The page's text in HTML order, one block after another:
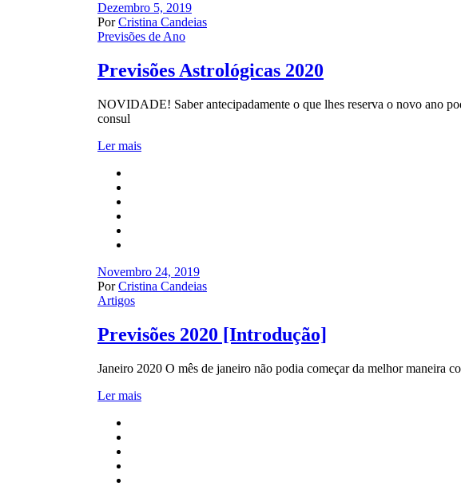
Dezembro 5, 2019
Por Cristina Candeias
Previsões de Ano
Previsões Astrológicas 2020
NOVIDADE! Saber antecipadamente o que lhes reserva o novo ano
consul
Ler mais
Novembro 24, 2019
Por Cristina Candeias
Artigos
Previsões 2020 [Introdução]
Janeiro 2020 O mês de janeiro não podia começar da melhor maneira
Ler mais